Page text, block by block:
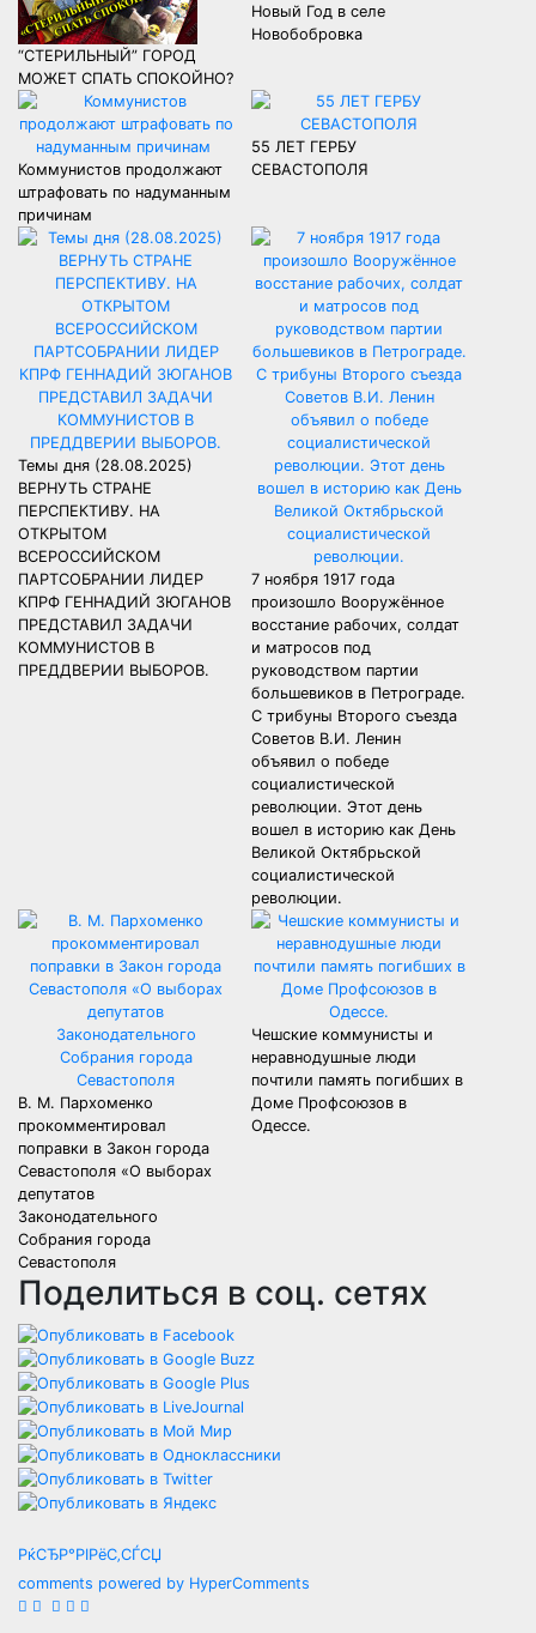
“СТЕРИЛЬНЫЙ” ГОРОД
МОЖЕТ СПАТЬ СПОКОЙНО?
Новый Год в селе
Новобобровка
Коммунистов продолжают
штрафовать по надуманным
причинам
55 ЛЕТ ГЕРБУ
СЕВАСТОПОЛЯ
Темы дня (28.08.2025)
ВЕРНУТЬ СТРАНЕ
ПЕРСПЕКТИВУ. НА
ОТКРЫТОМ
ВСЕРОССИЙСКОМ
ПАРТСОБРАНИИ ЛИДЕР
КПРФ ГЕННАДИЙ ЗЮГАНОВ
ПРЕДСТАВИЛ ЗАДАЧИ
КОММУНИСТОВ В
ПРЕДДВЕРИИ ВЫБОРОВ.
7 ноября 1917 года
произошло Вооружённое
восстание рабочих, солдат
и матросов под
руководством партии
большевиков в Петрограде.
C трибуны Второго съезда
Советов В.И. Ленин
объявил о победе
социалистической
революции. Этот день
вошел в историю как День
Великой Октябрьской
социалистической
революции.
В. М. Пархоменко
прокомментировал
поправки в Закон города
Севастополя «О выборах
депутатов
Законодательного
Собрания города
Севастополя
Чешские коммунисты и
неравнодушные люди
почтили память погибших в
Доме Профсоюзов в
Одессе.
Поделиться в соц. сетях
РќСЂР°РІРёС‚СЃСЏ
comments powered by HyperComments